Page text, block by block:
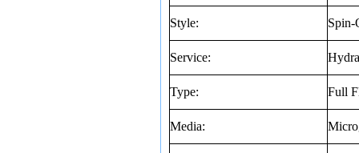
Style: Spin-
Service:
Type: Full
Media: